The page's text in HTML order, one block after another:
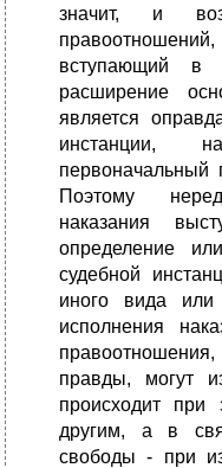
значит, и
правоотношений,
вступающий в
расширение
является
инстанции,
первоначальный
Поэтому
наказания
определение
судебной
иного вида или
исполнения
правды, могут
происходит при
другим, а в
свободы - при